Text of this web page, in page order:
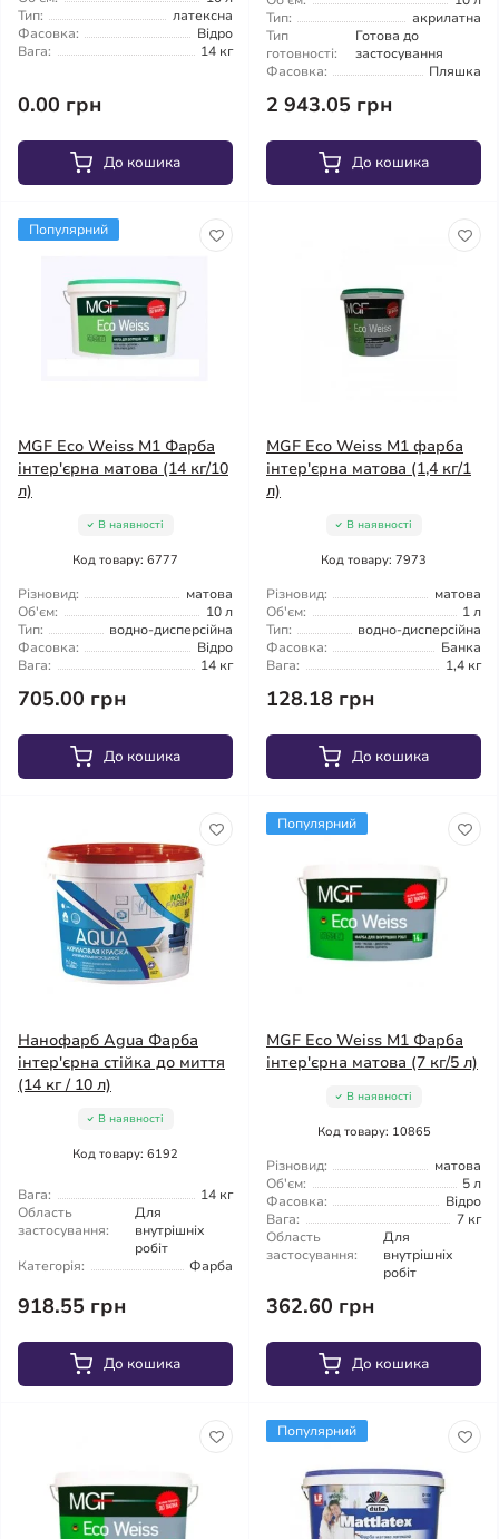
Тип:
латексна
Фасовка:
Відро
Вага:
14 кг
0.00 грн
До кошика
Тип:
акрилатна
Тип
готовності:
Готова до
застосування
Фасовка:
Пляшка
2 943.05 грн
До кошика
Популярний
MGF Eco Weiss M1 Фарба
інтер'єрна матова (14 кг/10
л)
В наявності
Код товару: 6777
Різновид:
матова
Об'єм:
10 л
Тип:
водно-дисперсійна
Фасовка:
Відро
Вага:
14 кг
705.00 грн
До кошика
MGF Eco Weiss M1 фарба
інтер'єрна матова (1,4 кг/1
л)
В наявності
Код товару: 7973
Різновид:
матова
Об'єм:
1 л
Тип:
водно-дисперсійна
Фасовка:
Банка
Вага:
1,4 кг
128.18 грн
До кошика
Нанофарб Agua Фарба
інтер'єрна стійка до миття
(14 кг / 10 л)
В наявності
Код товару: 6192
Вага:
14 кг
Область
застосування:
Для
внутрішніх
робіт
Категорія:
Фарба
918.55 грн
До кошика
Популярний
MGF Eco Weiss M1 Фарба
інтер'єрна матова (7 кг/5 л)
В наявності
Код товару: 10865
Різновид:
матова
Об'єм:
5 л
Фасовка:
Відро
Вага:
7 кг
Область
застосування:
Для
внутрішніх
робіт
362.60 грн
До кошика
Популярний